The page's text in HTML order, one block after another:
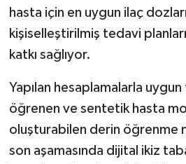
hasta için en uygun ilaç
kişiselleştirilmiş tedavi
katkı sağlıyor.
Yapılan hesaplamalarla
öğrenen ve sentetik hasta
oluşturabilen derin öğrenme
son aşamasında dijital ikiz